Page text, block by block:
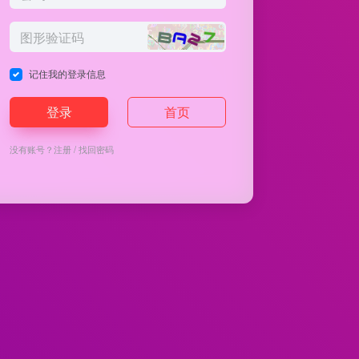
记住我的登录信息
登录 首页
没有账号？注册/找回密码